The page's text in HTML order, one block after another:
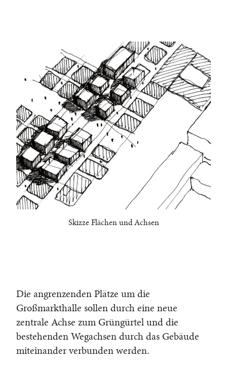
Skizze Flächen und Achsen
Die angrenzenden Plätze um die
Großmarkthalle sollen durch eine neue
zentrale Achse zum Grüngürtel und die
bestehenden Wegachsen durch das Gebäude
miteinander verbunden werden.